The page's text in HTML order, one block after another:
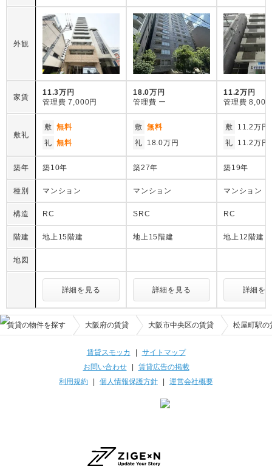
外観
家賃
11.3万円
管理費 7,000円
18.0万円
管理費 ー
11.2万円
管理費 8,000
敷礼
敷 無料
礼 無料
敷 無料
礼
18.0万円
敷
11.2万円
礼
11.2万円
築年 築10年 築27年 築19年
種別 マンション マンション マンション
構造 RC SRC RC
階建 地上15階建 地上15階建 地上12階建
地図
詳細を見る 詳細を見る 詳細を
賃貸の物件を探す 大阪府の賃貸 大阪市中央区の賃貸 松屋町駅の
賃貸スモッカ | サイトマップ
お問い合わせ| 賃貸広告の掲載
利用規約 | 個人情報保護方針 | 運営会社概要